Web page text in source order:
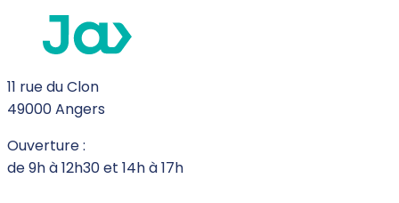
11 rue du Clon
49000 Angers
Ouverture :
de 9h à 12h30 et 14h à 17h